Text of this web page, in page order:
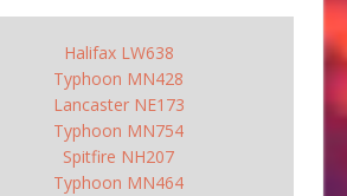
Halifax LW638
Typhoon MN428
Lancaster NE173
Typhoon MN754
Spitfire NH207
Typhoon MN464